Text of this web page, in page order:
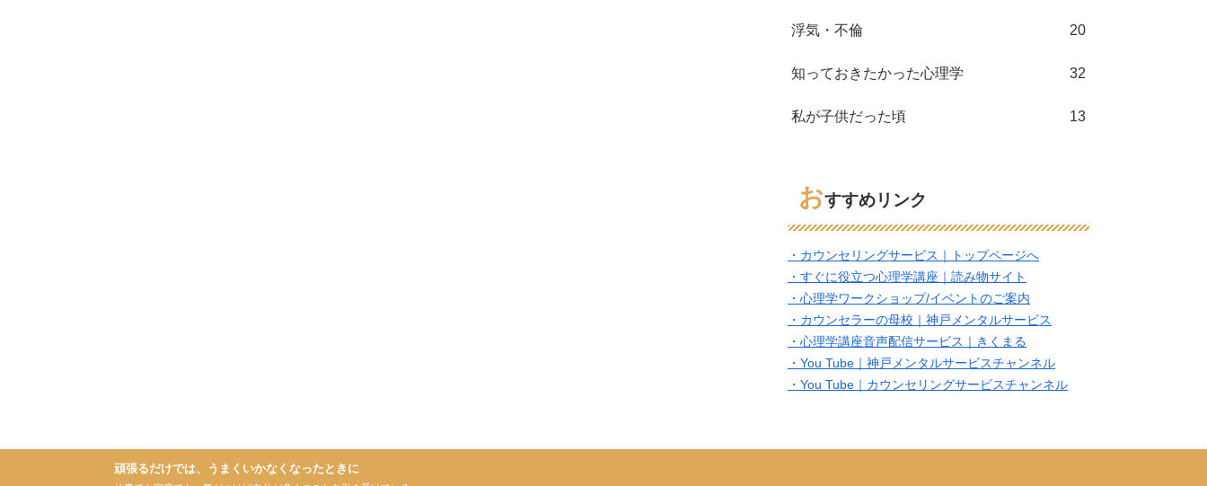
浮気・不倫 20
知っておきたかった心理学 32
私が子供だった頃 13
おすすめリンク
・カウンセリングサービス｜トップページへ
・すぐに役立つ心理学講座｜読み物サイト
・心理学ワークショップ/イベントのご案内
・カウンセラーの母校｜神戸メンタルサービス
・心理学講座音声配信サービス｜きくまる
・You Tube｜神戸メンタルサービスチャンネル
・You Tube｜カウンセリングサービスチャンネル
頑張るだけでは、うまくいかなくなったときに